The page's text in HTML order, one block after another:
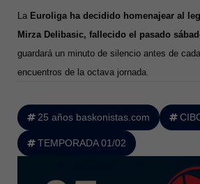
La Euroliga ha decidido homenajear al
Mirza Delibasic, fallecido el pasado
guardará un minuto de silencio antes de
encuentros de la octava jornada.
25 años baskonistas.com
TEMPORADA 01/02